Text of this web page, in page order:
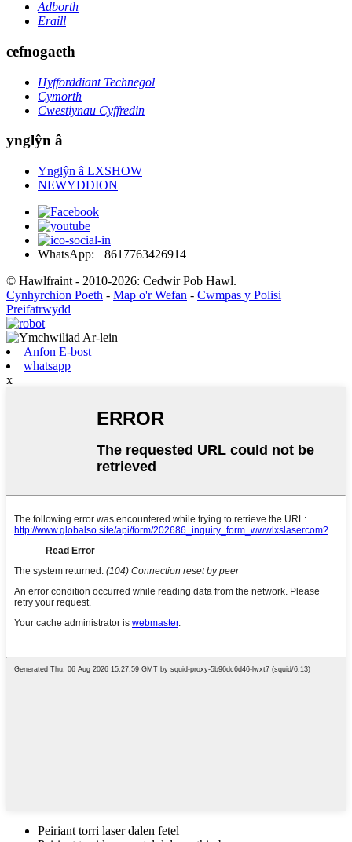
Adborth
Eraill
cefnogaeth
Hyfforddiant Technegol
Cymorth
Cwestiynau Cyffredin
ynglŷn â
Ynglŷn â LXSHOW
NEWYDDION
WhatsApp: +8617763426914
© Hawlfraint - 2010-2026: Cedwir Pob Hawl.
Cynhyrchion Poeth - Map o'r Wefan - Cwmpas y Polisi
Preifatrwydd
Anfon E-bost
whatsapp
x
Peiriant torri laser dalen fetel